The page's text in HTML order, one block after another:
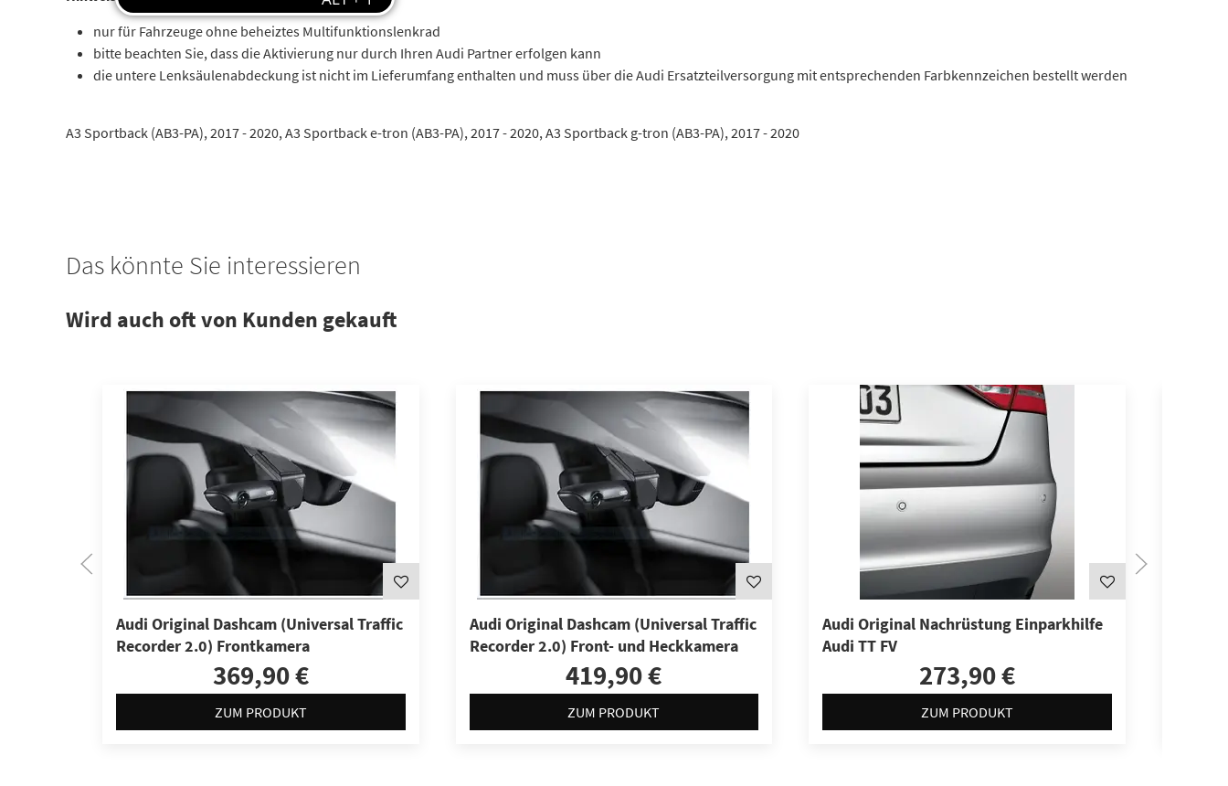
nur für Fahrzeuge ohne beheiztes Multifunktionslenkrad
bitte beachten Sie, dass die Aktivierung nur durch Ihren Audi Partner erfolgen kann
die untere Lenksäulenabdeckung ist nicht im Lieferumfang enthalten und muss über die Audi Ersatzteilversorgung mit entsprechenden Farbkennzeichen bestellt werden
A3 Sportback (AB3-PA), 2017 - 2020, A3 Sportback e-tron (AB3-PA), 2017 - 2020, A3 Sportback g-tron (AB3-PA), 2017 - 2020
Das könnte Sie interessieren
Wird auch oft von Kunden gekauft
Audi Original Dashcam (Universal Traffic
Recorder 2.0) Frontkamera
369,90 €
ZUM PRODUKT
Audi Original Dashcam (Universal Traffic
Recorder 2.0) Front- und Heckkamera
419,90 €
ZUM PRODUKT
Audi Original Nachrüstung Einparkhilfe
Audi TT FV
273,90 €
ZUM PRODUKT